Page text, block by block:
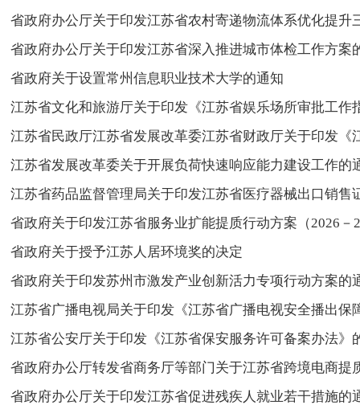
省政府办公厅关于印发江苏省农村寄递物流体系优化提升
省政府办公厅关于印发江苏省深入推进城市体检工作方案
省政府关于设置常州信息职业技术大学的通知
江苏省文化和旅游厅关于印发《江苏省娱乐场所审批工作
江苏省民政厅江苏省发展改革委江苏省财政厅关于印发《
江苏省发展改革委关于开展负荷快速响应能力建设工作的
江苏省药品监督管理局关于印发江苏省医疗器械出口销售
省政府关于印发江苏省服务业扩能提质行动方案（2026－
省政府关于授予江苏人居环境奖的决定
省政府关于印发苏州市激发产业创新活力专项行动方案的
江苏省广播电视局关于印发《江苏省广播电视安全播出保
江苏省公安厅关于印发《江苏省保安服务许可备案办法》
省政府办公厅转发省商务厅等部门关于江苏省跨境电商提
省政府办公厅关于印发江苏省促进残疾人就业若干措施的